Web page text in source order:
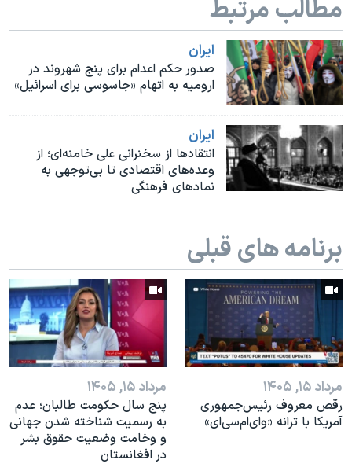
نرگس محمدی برنده جایزه نوبل صلح
همایش محافظه‌کاران آمریکا «سی‌پک»
صفحه‌های ویژه
مطالب مرتبط
ايران
صدور حکم اعدام برای پنج شهروند در
ارومیه به اتهام «جاسوسی برای اسرائیل»
ايران
انتقادها از سخنرانی علی خامنه‌ای؛ از
وعده‌های اقتصادی تا بی‌توجهی به
نمادهای فرهنگی
برنامه های قبلی
مرداد ۱۵, ۱۴۰۵
رقص معروف رئیس‌جمهوری
آمریکا با ترانه «وای‌ام‌سی‌ای»
مرداد ۱۵, ۱۴۰۵
پنج سال حکومت طالبان؛ عدم
به رسمیت شناخته شدن جهانی
و وخامت وضعیت حقوق بشر
در افغانستان